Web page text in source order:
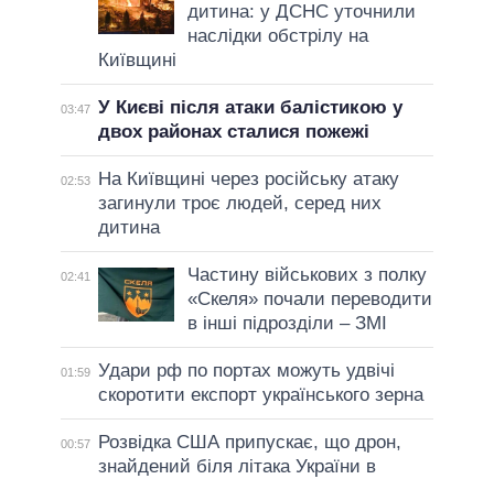
дитина: у ДСНС уточнили
наслідки обстрілу на
Київщині
03:47 У Києві після атаки балістикою у
двох районах сталися пожежі
02:53
На Київщині через російську атаку
загинули троє людей, серед них
дитина
02:41
Частину військових з полку
«Скеля» почали переводити
в інші підрозділи – ЗМІ
01:59 Удари рф по портах можуть удвічі
скоротити експорт українського зерна
00:57
Розвідка США припускає, що дрон,
знайдений біля літака України в